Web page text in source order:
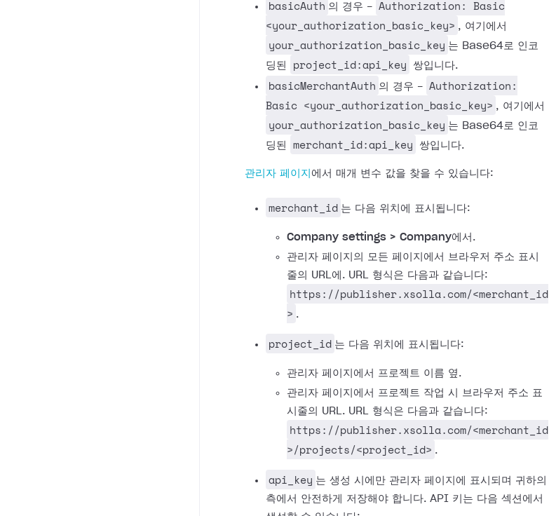
basicAuth 의 경우 - Authorization: Basic
<your_authorization_basic_key> , 여기에서
your_authorization_basic_key 는 Base64로 인코
딩된
project_id:api_key 쌍입니다.
basicMerchantAuth 의 경우 - Authorization:
Basic <your_authorization_basic_key> , 여기에서
your_authorization_basic_key 는 Base64로 인코
딩된
merchant_id:api_key 쌍입니다.
관리자 페이지 에서 매개 변수 값을 찾을 수 있습니다:
merchant_id 는 다음 위치에 표시됩니다:
Company settings > Company에서.
관리자 페이지의 모든 페이지에서 브라우저 주소 표시
줄의 URL에. URL 형식은 다음과 같습니다:
https://publisher.xsolla.com/<merchant_id
> .
project_id 는 다음 위치에 표시됩니다:
관리자 페이지에서 프로젝트 이름 옆.
관리자 페이지에서 프로젝트 작업 시 브라우저 주소 표
시줄의 URL. URL 형식은 다음과 같습니다:
https://publisher.xsolla.com/<merchant_id
>/projects/<project_id> .
api_key 는 생성 시에만 관리자 페이지에 표시되며 귀하의
측에서 안전하게 저장해야 합니다. API 키는 다음 섹션에서